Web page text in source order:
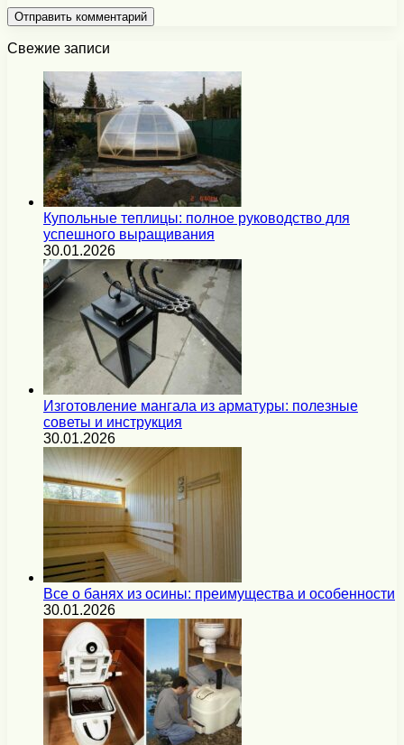
Свежие записи
Купольные теплицы: полное руководство для
успешного выращивания
30.01.2026
Изготовление мангала из арматуры: полезные
советы и инструкция
30.01.2026
Все о банях из осины: преимущества и особенности
30.01.2026